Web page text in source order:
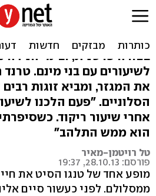
הנרקוד? סלסה
המורים מתלבשים בצניעות,
בצורה פרטנית, ובימי הנידה
לשיעורים עם בני מינם.
את המגזר, ומביא זוגות
הסלוניים. "פעם הלכנו
אחרי שיעור ריקוד.
הוא ממש התלהב"
טל רויטמן-מאיר
פורסם: 28.10.13, 19:37
מופע אחד של טנגו הסיט את
ממסלולם. לפני כעשור סיים